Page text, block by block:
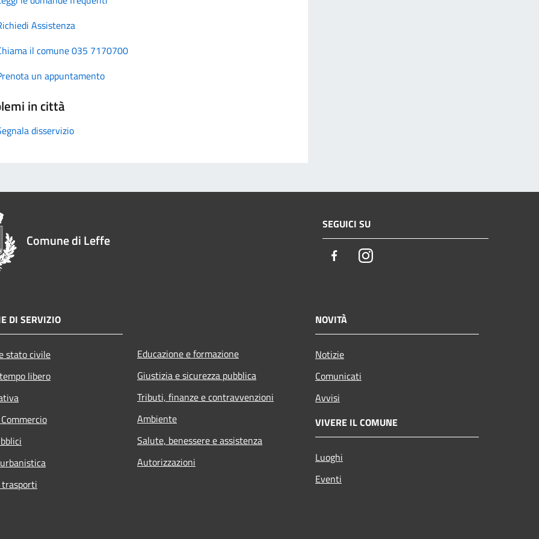
Assistenza
il comune 035 7170700
un appuntamento
in città
disservizio
Comune di Leffe
SEGUICI SU
FacebookInstagram
DI SERVIZIO
stato civile
libero
Educazione e formazione
Giustizia e sicurezza pubblica
Tributi, finanze e contravvenzioni
Ambiente
Salute, benessere e assistenza
Autorizzazioni
NOVITÀ
Notizie
Comunicati
Avvisi
VIVERE IL COMUNE
Luoghi
Eventi